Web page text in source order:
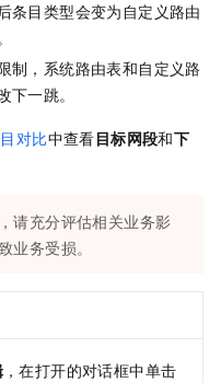
条目类型会变为自定义路由
制，系统路由表和自定义路
一跳。
对比中查看目标网段和下
请充分评估相关业务影
业务受损。
，在打开的对话框中单击